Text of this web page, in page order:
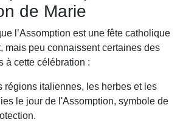
de Marie
l’Assomption est une fête catholique
mais peu connaissent certaines des
à cette célébration :
régions italiennes, les herbes et les
le jour de l'Assomption, symbole de